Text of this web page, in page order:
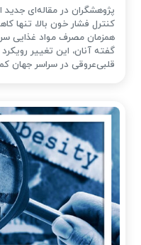
پژوهشگران در مقاله‌ای جدید
کنترل فشار خون بالا،
همزمان مصرف مواد غذایی
گفته آنان، این تغییر
قلبی‌عروقی در سراسر جهان